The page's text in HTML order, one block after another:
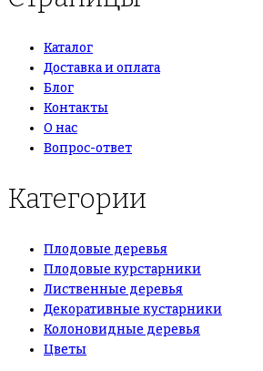
Каталог
Доставка и оплата
Блог
Контакты
О нас
Вопрос-ответ
Категории
Плодовые деревья
Плодовые курстарники
Лиственные деревья
Декоративные кустарники
Колоновидные деревья
Цветы